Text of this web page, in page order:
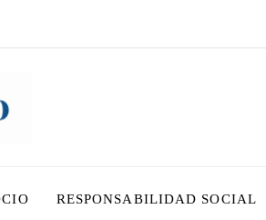
RESPONSABILIDAD SOCIAL